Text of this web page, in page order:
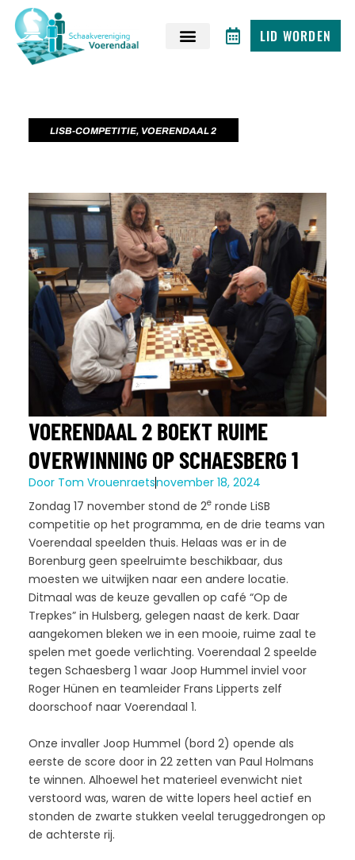
LID WORDEN
LISB-COMPETITIE, VOERENDAAL 2
VOERENDAAL 2 BOEKT RUIME
OVERWINNING OP SCHAESBERG 1
DoorTom Vrouenraetsnovember 18, 2024
Zondag 17 november stond de 2eronde LiSB
competitie op het programma, en de drie teams van
Voerendaal speelden thuis. Helaas was er in de
Borenburg geen speelruimte beschikbaar, dus
moesten we uitwijken naar een andere locatie.
Ditmaal was de keuze gevallen op café “Op de
Trepkes” in Hulsberg, gelegen naast de kerk. Daar
aangekomen bleken we in een mooie, ruime zaal te
spelen met goede verlichting. Voerendaal 2 speelde
tegen Schaesberg 1 waar Joop Hummel inviel voor
Roger Hünen en teamleider Frans Lipperts zelf
doorschoof naar Voerendaal 1.
Onze invaller Joop Hummel (bord 2) opende als
eerste de score door in 22 zetten van Paul Holmans
te winnen. Alhoewel het materieel evenwicht niet
verstoord was, waren de witte lopers heel actief en
stonden de zwarte stukken veelal teruggedrongen op
de achterste rij.